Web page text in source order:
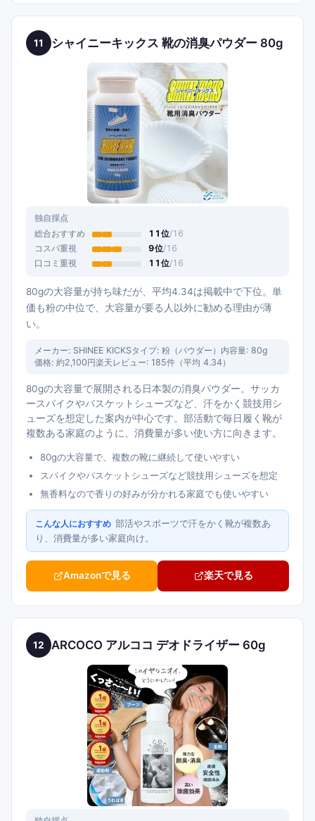
11 シャイニーキックス 靴の消臭パウダー 80g
独自採点
総合おすすめ 11 位/16
コスパ重視
9位/16
口コミ重視
11 位/16
80gの大容量が持ち味だが、平均4.34は掲載中で下位。単
価も粉の中位で、大容量が要る人以外に勧める理由が薄
い。
メーカー: SHINEE KICKSタイプ: 粉（パウダー） 内容量: 80g
価格: 約2,100円楽天レビュー: 185件（平均 4.34）
80gの大容量で展開される日本製の消臭パウダー。サッカ
ースパイクやバスケットシューズなど、汗をかく競技用シ
ューズを想定した案内が中心です。部活動で毎日履く靴が
複数ある家庭のように、消費量が多い使い方に向きます。
80gの大容量で、複数の靴に継続して使いやすい
スパイクやバスケットシューズなど競技用シューズを想定
無香料なので香りの好みが分かれる家庭でも使いやすい
こんな人におすすめ 部活やスポーツで汗をかく靴が複数あ
り、消費量が多い家庭向け。
Amazonで見る 楽天で見る
12 ARCOCO アルココ デオドライザー 60g